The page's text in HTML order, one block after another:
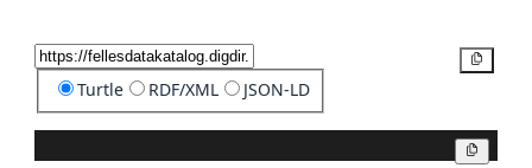
Turtle RDF/XML JSON-LD